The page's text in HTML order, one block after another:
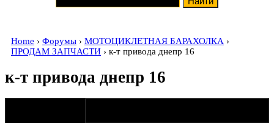
Home › Форумы › МОТОЦИКЛЕТНАЯ БАРАХОЛКА ›
ПРОДАМ ЗАПЧАСТИ › к-т привода днепр 16
к-т привода днепр 16